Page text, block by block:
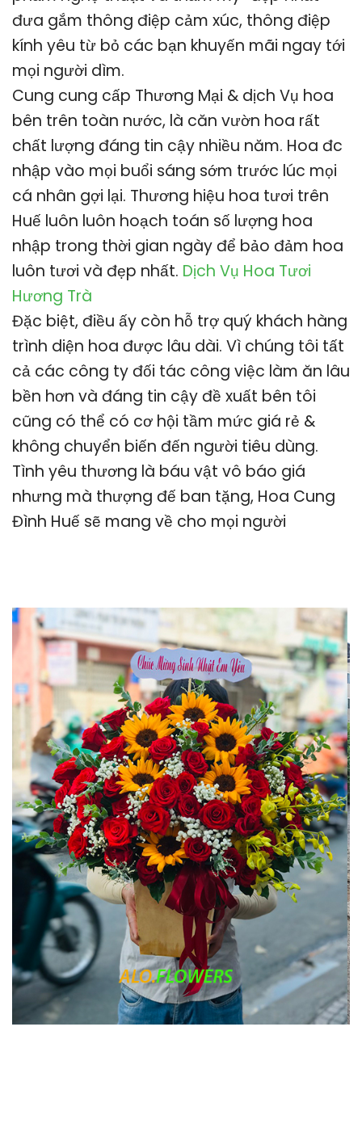
đưa gắm thông điệp cảm xúc, thông điệp
kính yêu từ bỏ các bạn khuyến mãi ngay tới
mọi người dìm.
Cung cung cấp Thương Mại & dịch Vụ hoa
bên trên toàn nước, là căn vườn hoa rất
chất lượng đáng tin cậy nhiều năm. Hoa đc
nhập vào mọi buổi sáng sớm trước lúc mọi
cá nhân gợi lại. Thương hiệu hoa tươi trên
Huế luôn luôn hoạch toán số lượng hoa
nhập trong thời gian ngày để bảo đảm hoa
luôn tươi và đẹp nhất. Dịch Vụ Hoa Tươi
Hương Trà
Đặc biệt, điều ấy còn hỗ trợ quý khách hàng
trình diện hoa được lâu dài. Vì chúng tôi tất
cả các công ty đối tác công việc làm ăn lâu
bền hơn và đáng tin cậy đề xuất bên tôi
cũng có thể có cơ hội tầm mức giá rẻ &
không chuyển biến đến người tiêu dùng.
Tình yêu thương là báu vật vô báo giá
nhưng mà thượng đế ban tặng, Hoa Cung
Đình Huế sẽ mang về cho mọi người